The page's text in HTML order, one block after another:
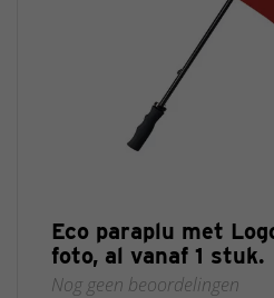
Eco paraplu met
foto, al vanaf 1 stuk.
Nog geen beoordelingen